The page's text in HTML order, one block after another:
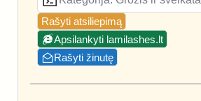
Rašyti atsiliepimą
Apsilankyti lamilashes.lt
Rašyti žinutę